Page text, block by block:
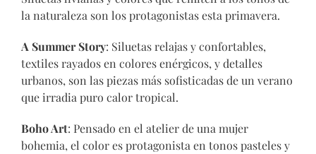
la naturaleza son los protagonistas esta primavera.
A Summer Story: Siluetas relajas y confortables,
textiles rayados en colores enérgicos, y detalles
urbanos, son las piezas más sofisticadas de un verano
que irradia puro calor tropical.
Boho Art: Pensado en el atelier de una mujer
bohemia, el color es protagonista en tonos pasteles y